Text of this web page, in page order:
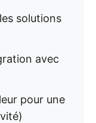
solutions
avec
pour une